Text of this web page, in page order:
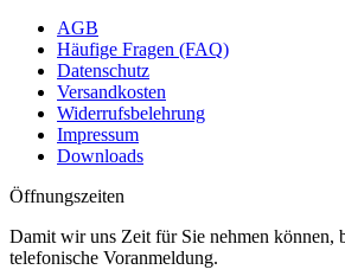
AGB
Häufige Fragen (FAQ)
Datenschutz
Versandkosten
Widerrufsbelehrung
Impressum
Downloads
Öffnungszeiten
Damit wir uns Zeit für Sie nehmen können,
telefonische Voranmeldung.